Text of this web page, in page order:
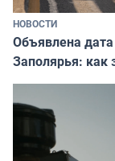
НОВОСТИ
Объявлена дата
Заполярья: как